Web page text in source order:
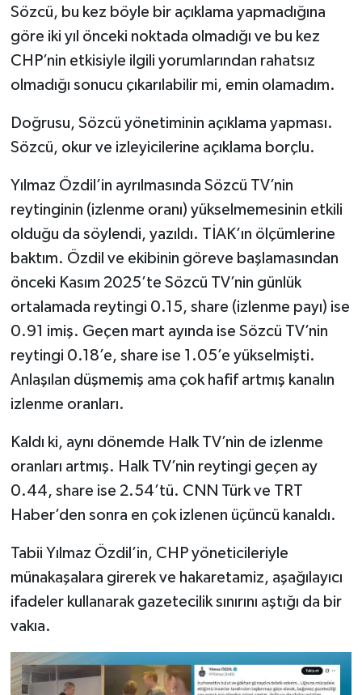
Sözcü, bu kez böyle bir açıklama yapmadığına
göre iki yıl önceki noktada olmadığı ve bu kez
CHP’nin etkisiyle ilgili yorumlarından rahatsız
olmadığı sonucu çıkarılabilir mi, emin olamadım.
Doğrusu, Sözcü yönetiminin açıklama yapması.
Sözcü, okur ve izleyicilerine açıklama borçlu.
Yılmaz Özdil’in ayrılmasında Sözcü TV’nin
reytinginin (izlenme oranı) yükselmemesinin etkili
olduğu da söylendi, yazıldı. TİAK’ın ölçümlerine
baktım. Özdil ve ekibinin göreve başlamasından
önceki Kasım 2025’te Sözcü TV’nin günlük
ortalamada reytingi 0.15, share (izlenme payı) ise
0.91 imiş. Geçen mart ayında ise Sözcü TV’nin
reytingi 0.18’e, share ise 1.05’e yükselmişti.
Anlaşılan düşmemiş ama çok hafif artmış kanalın
izlenme oranları.
Kaldı ki, aynı dönemde Halk TV’nin de izlenme
oranları artmış. Halk TV’nin reytingi geçen ay
0.44, share ise 2.54’tü. CNN Türk ve TRT
Haber’den sonra en çok izlenen üçüncü kanaldı.
Tabii Yılmaz Özdil’in, CHP yöneticileriyle
münakaşalara girerek ve hakaretamiz, aşağılayıcı
ifadeler kullanarak gazetecilik sınırını aştığı da bir
vakıa.